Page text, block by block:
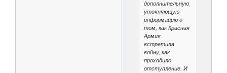
дополнительную,
уточняющую
информацию о
том, как Красная
Армия
встретила
войну, как
проходило
отступление. И